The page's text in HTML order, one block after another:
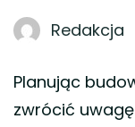
Redakcja
Planując
zwrócić